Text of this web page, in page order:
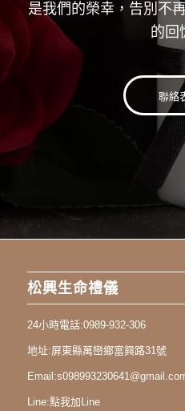
是我們的榮幸，告別不
的回
聯絡
松興生命禮儀
24小時電話:0989-932-306
地址:屏東縣萬巒鄉富興路31號
Email:
Line:點我加Line